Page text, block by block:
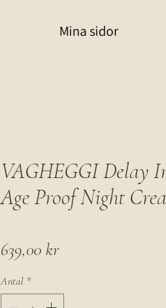
Mina sidor
VAGHEGGI Delay
Age Proof Night
639,00 krPris
Antal *